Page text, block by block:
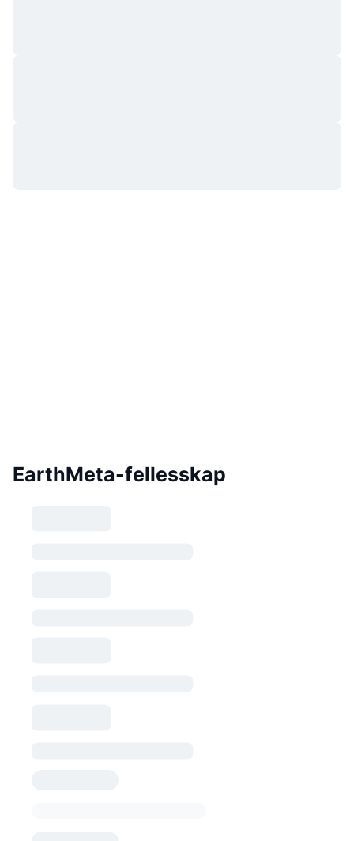
EarthMeta-fellesskap